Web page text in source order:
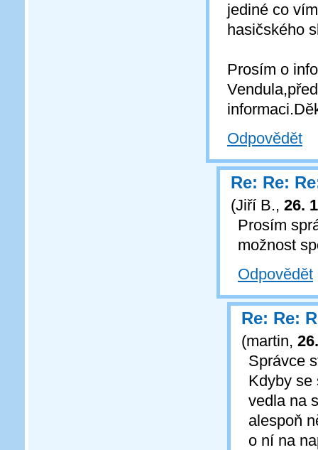
jediné co
hasičského
Prosím o
Odpovědět
Re: Re:
(Jiří B., 26.
Prosím
možnost
Odpovědět
Re: Re:
(martin,
Správce
Kdyby se
vedla na
alespoň
o ní na